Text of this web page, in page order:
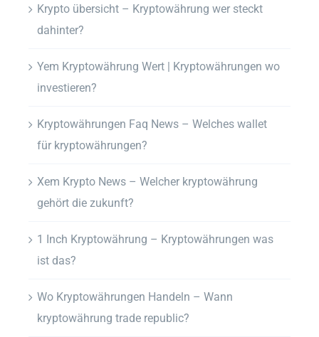
Krypto übersicht – Kryptowährung wer steckt
dahinter?
Yem Kryptowährung Wert | Kryptowährungen wo
investieren?
Kryptowährungen Faq News – Welches wallet
für kryptowährungen?
Xem Krypto News – Welcher kryptowährung
gehört die zukunft?
1 Inch Kryptowährung – Kryptowährungen was
ist das?
Wo Kryptowährungen Handeln – Wann
kryptowährung trade republic?